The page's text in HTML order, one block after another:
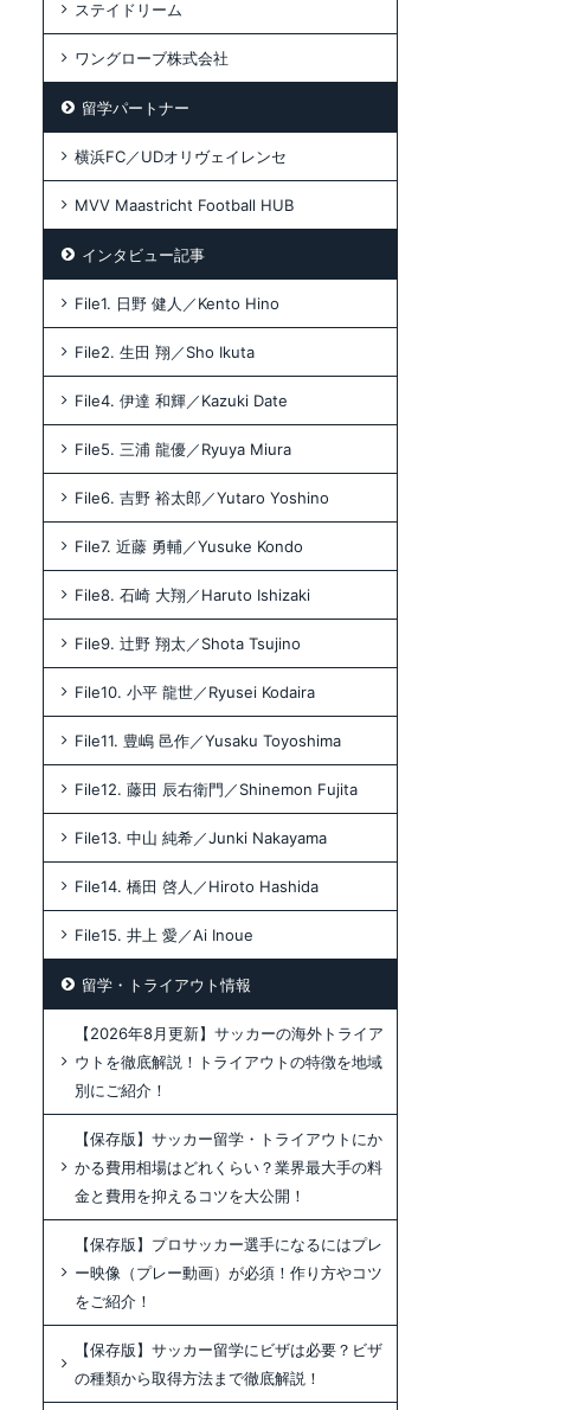
ステイドリーム
ワングローブ株式会社
留学パートナー
横浜FC／UDオリヴェイレンセ
MVV Maastricht Football HUB
インタビュー記事
File1. 日野 健人／Kento Hino
File2. 生田 翔／Sho Ikuta
File4. 伊達 和輝／Kazuki Date
File5. 三浦 龍優／Ryuya Miura
File6. 吉野 裕太郎／Yutaro Yoshino
File7. 近藤 勇輔／Yusuke Kondo
File8. 石崎 大翔／Haruto Ishizaki
File9. 辻野 翔太／Shota Tsujino
File10. 小平 龍世／Ryusei Kodaira
File11. 豊嶋 邑作／Yusaku Toyoshima
File12. 藤田 辰右衛門／Shinemon Fujita
File13. 中山 純希／Junki Nakayama
File14. 橋田 啓人／Hiroto Hashida
File15. 井上 愛／Ai Inoue
留学・トライアウト情報
【2026年8月更新】サッカーの海外トライア
ウトを徹底解説！トライアウトの特徴を地域
別にご紹介！
【保存版】サッカー留学・トライアウトにか
かる費用相場はどれくらい？業界最大手の料
金と費用を抑えるコツを大公開！
【保存版】プロサッカー選手になるにはプレ
ー映像（プレー動画）が必須！作り方やコツ
をご紹介！
【保存版】サッカー留学にビザは必要？ビザ
の種類から取得方法まで徹底解説！